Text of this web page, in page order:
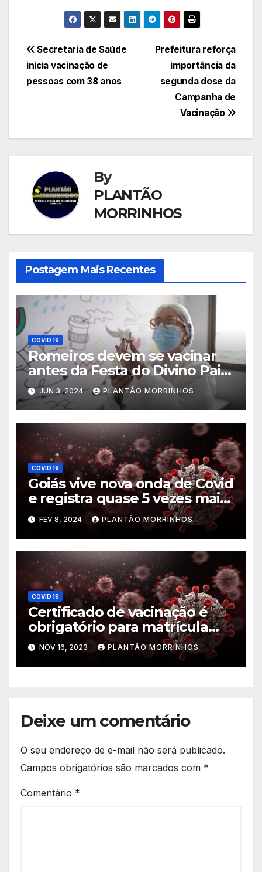
Navegação
de
Prefeitura reforça
importância da
segunda dose da
Campanha de
Vacinação
Secretaria de Saúde
inicia vacinação de
pessoas com 38 anos
By
PLANTÃO
MORRINHOS
Postagem Mais Recentes
COVID 19
Romeiros devem se vacinar
antes da Festa do Divino Pai
Eterno
JUN 3, 2024 PLANTÃO MORRINHOS
COVID 19
Goiás vive nova onda de Covid
e registra quase 5 vezes mais
casos que mesmo período de
2023, diz Saúde
FEV 8, 2024 PLANTÃO MORRINHOS
COVID 19
Certificado de vacinação é
obrigatório para matrícula
escolar
NOV 16, 2023 PLANTÃO MORRINHOS
Deixe um comentário
O seu endereço de e-mail não será publicado.
Campos obrigatórios são marcados com *
Comentário *